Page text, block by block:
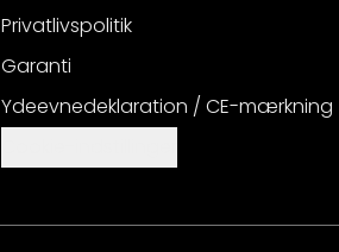
Privatlivspolitik
Garanti
Ydeevnedeklaration / CE-mærkning